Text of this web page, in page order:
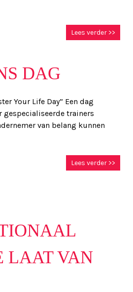
Lees verder >>
DAG
Your Life Day” Een dag
gespecialiseerde trainers
van belang kunnen
Lees verder >>
LAAT VAN